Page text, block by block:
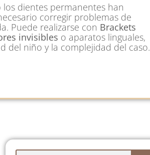
los dientes permanentes han
corregir problemas de
Puede realizarse con Brackets
invisibles o aparatos linguales,
del niño y la complejidad del caso.